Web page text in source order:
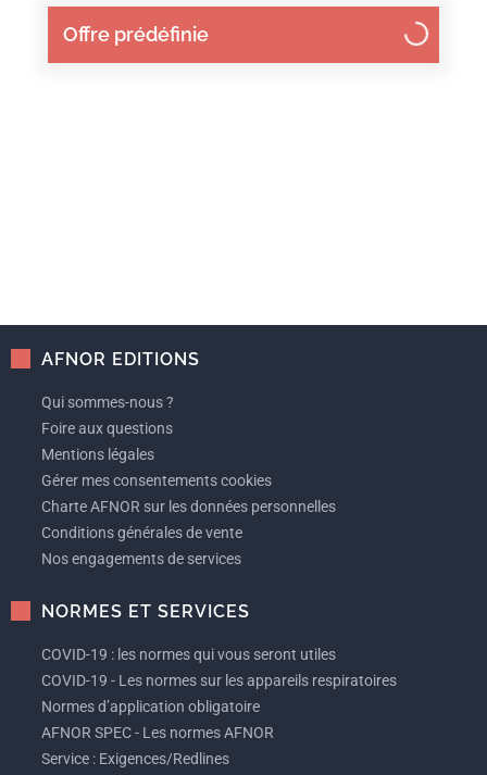
Offre prédéfinie
AFNOR EDITIONS
Qui sommes-nous ?
Foire aux questions
Mentions légales
Gérer mes consentements cookies
Charte AFNOR sur les données personnelles
Conditions générales de vente
Nos engagements de services
NORMES ET SERVICES
COVID-19 : les normes qui vous seront utiles
COVID-19 - Les normes sur les appareils respiratoires
Normes d’application obligatoire
AFNOR SPEC - Les normes AFNOR
Service : Exigences/Redlines